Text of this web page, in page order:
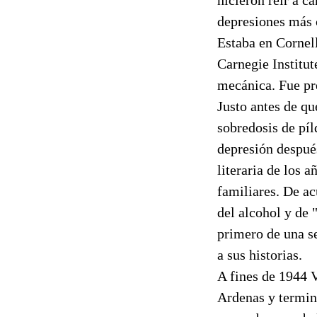
depresiones más
Estaba en
Carnegie
mecánica. Fue
Justo antes de
sobredosis de
depresión
literaria de los
familiares. De
del alcohol y de
primero de una
a sus historias.
A fines de 1944
Ardenas y